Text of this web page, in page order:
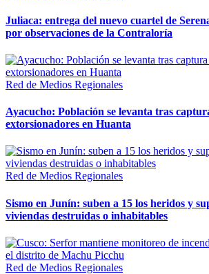
Juliaca: entrega del nuevo cuartel de
por observaciones de la Contraloría
Red de Medios Regionales
Ayacucho: Población se levanta tras
extorsionadores en Huanta
Red de Medios Regionales
Sismo en Junín: suben a 15 los heridos y
viviendas destruidas o inhabitables
Red de Medios Regionales